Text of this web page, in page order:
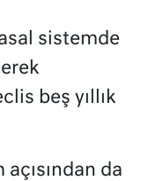
sistemde
beş yıllık
da